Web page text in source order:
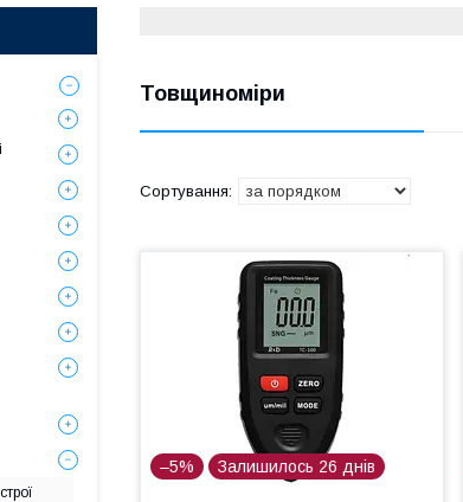
Товщиноміри
–5% Залишилось 26 днів